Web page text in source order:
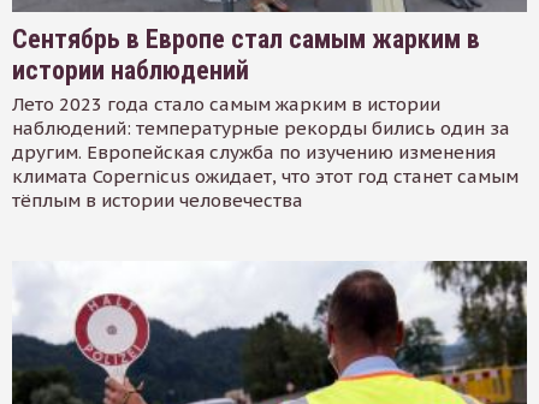
Сентябрь в Европе стал самым жарким в
истории наблюдений
Лето 2023 года стало самым жарким в истории
наблюдений: температурные рекорды бились один за
другим. Европейская служба по изучению изменения
климата Copernicus ожидает, что этот год станет самым
тёплым в истории человечества